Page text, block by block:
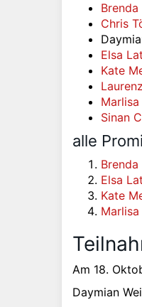
Chris
Elsa
Kate
Sinan
alle
Elsa
Kate
Am 18.
Daymian